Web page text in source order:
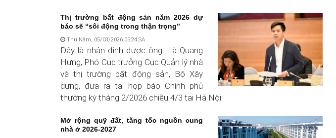
Thị trường bất động sản năm 2026 dự
báo sẽ “sôi động trong thận trọng”
Thứ Năm, 05/03/2026 05:24 SA
Đây là nhận định được ông Hà Quang
Hưng, Phó Cục trưởng Cục Quản lý nhà
và thị trường bất động sản, Bộ Xây
dựng, đưa ra tại họp báo Chính phủ
thường kỳ tháng 2/2026 chiều 4/3 tại Hà Nội.
Mở rộng quỹ đất, tăng tốc nguồn cung
nhà ở 2026-2027